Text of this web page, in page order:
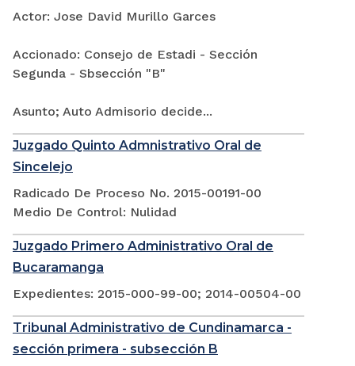
Actor: Jose David Murillo Garces
Accionado: Consejo de Estadi - Sección
Segunda - Sbsección "B"
Asunto; Auto Admisorio decide...
Juzgado Quinto Admnistrativo Oral de
Sincelejo
Radicado De Proceso No. 2015-00191-00
Medio De Control: Nulidad
Juzgado Primero Administrativo Oral de
Bucaramanga
Expedientes: 2015-000-99-00; 2014-00504-00
Tribunal Administrativo de Cundinamarca -
sección primera - subsección B